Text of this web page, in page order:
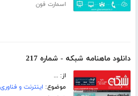
اسمارت فون
دانلود ماهنامه شبکه - شماره 217
از: ...
موضوع: اینترنت و فناوری